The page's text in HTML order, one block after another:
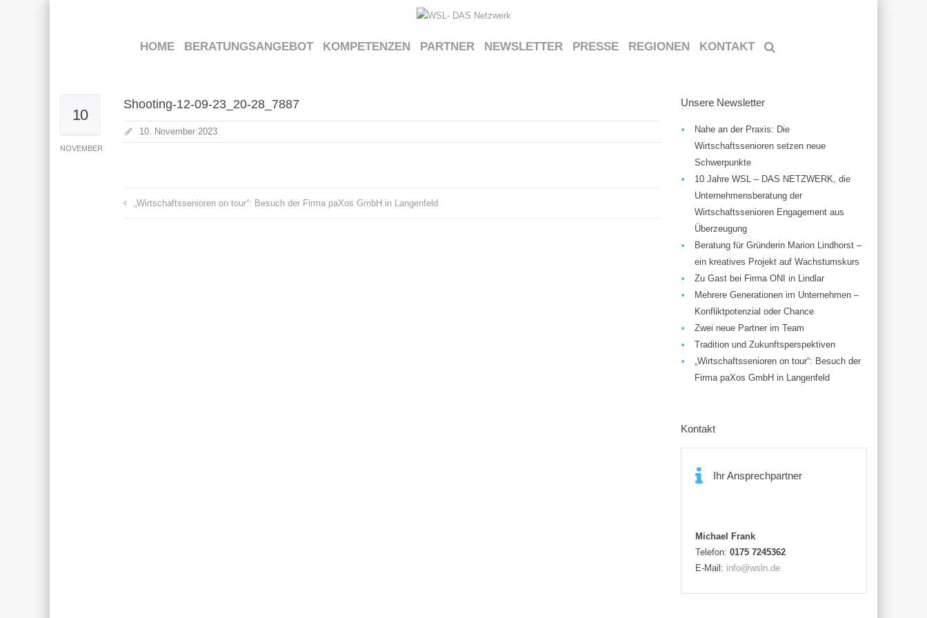
HOME BERATUNGSANGEBOT KOMPETENZEN PARTNER NEWSLETTER PRESSE REGIONEN KONTAKT
10
NOVEMBER
Shooting-12-09-23_20-28_7887
10. November 2023
„Wirtschaftssenioren on tour“: Besuch der Firma paXos GmbH in Langenfeld
Unsere Newsletter
Nahe an der Praxis: Die
Wirtschaftssenioren setzen neue
Schwerpunkte
10 Jahre WSL – DAS NETZWERK, die
Unternehmensberatung der
Wirtschaftssenioren Engagement aus
Überzeugung
Beratung für Gründerin Marion Lindhorst –
ein kreatives Projekt auf Wachstumskurs
Zu Gast bei Firma ONI in Lindlar
Mehrere Generationen im Unternehmen –
Konfliktpotenzial oder Chance
Zwei neue Partner im Team
Tradition und Zukunftsperspektiven
„Wirtschaftssenioren on tour“: Besuch der
Firma paXos GmbH in Langenfeld
Kontakt
Ihr Ansprechpartner
Michael Frank
Telefon: 0175 7245362
E-Mail: info@wsln.de